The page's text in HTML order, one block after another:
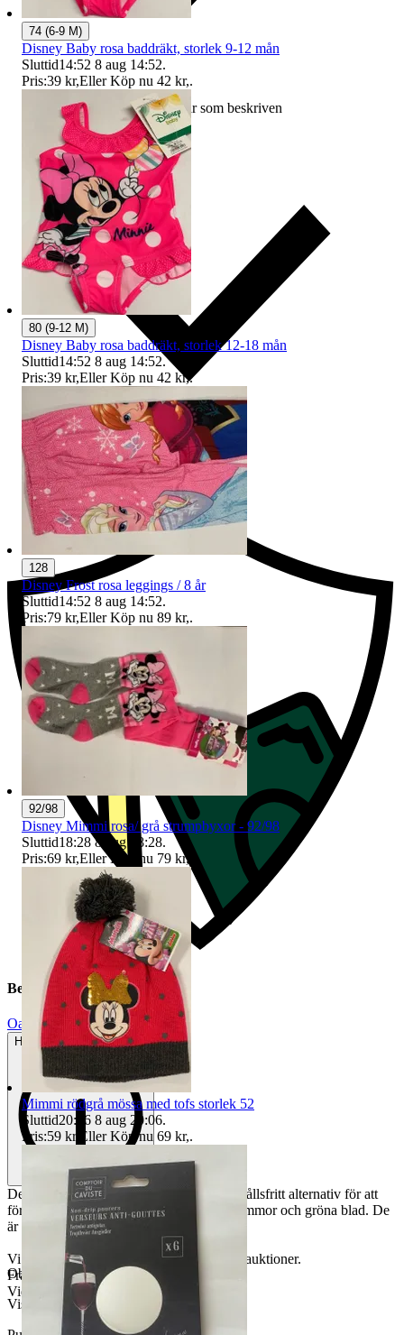
Ersättning om varan inte är som beskriven
Ersättning om du inte får din vara
Beskrivning
Oanvänt
Helt ny och aldrig använd
Dessa konstgjorda anemoner är ett underhållsfritt alternativ för att
förgylla ditt hem. Varje stjälk har flera blommor och gröna blad. De
är lämpliga för dekoration i vaser.
Vi samfraktar , så titta även på våra andra auktioner.
Frakt sker efter betalning.
Vid två köp medföljer liten gåva.
Objektnr
732 636 141
Visningar
92
74 (6-9 M)
Disney Baby rosa baddräkt, storlek 9-12 mån
Sluttid14:52 8 aug 14:52.
Pris:39 kr,Eller Köp nu 42 kr,.
80 (9-12 M)
Disney Baby rosa baddräkt, storlek 12-18 mån
Sluttid14:52 8 aug 14:52.
Pris:39 kr,Eller Köp nu 42 kr,.
128
Disney Frost rosa leggings / 8 år
Sluttid14:52 8 aug 14:52.
Pris:79 kr,Eller Köp nu 89 kr,.
92/98
Disney Mimmi rosa/ grå strumpbyxor - 92/98
Sluttid18:28 8 aug 18:28.
Pris:69 kr,Eller Köp nu 79 kr,
Mimmi rödgrå mössa med tofs storlek 52
Sluttid20:06 8 aug 20:06.
Pris:59 kr Eller Köp nu 69 kr,.